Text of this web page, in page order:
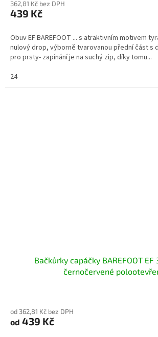
362,81 Kč bez DPH
439 Kč
Obuv EF BAREFOOT ... s atraktivním motivem
nulový drop, výborně tvarovanou přední část s
pro prsty- zapínání je na suchý zip, díky tomu...
24
Bačkůrky capáčky BAREFOOT EF
černočervené
od 362,81 Kč bez DPH
od 439 Kč